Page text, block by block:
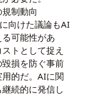
制動向
向けた議論もAI
可能性があ
トとして捉え
損を防ぐ事前
的だ。AIに関
継続的に発信し